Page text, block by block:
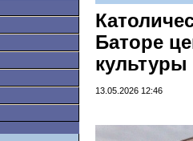
Баторе
культуры
13.05.2026 12:46